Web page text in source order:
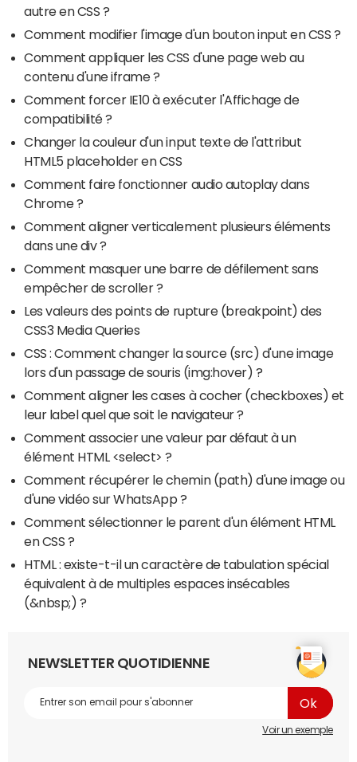
autre en CSS ?
Comment modifier l'image d'un bouton input en CSS ?
Comment appliquer les CSS d'une page web au
contenu d'une iframe ?
Comment forcer IE10 à exécuter l'Affichage de
compatibilité ?
Changer la couleur d'un input texte de l'attribut
HTML5 placeholder en CSS
Comment faire fonctionner audio autoplay dans
Chrome ?
Comment aligner verticalement plusieurs éléments
dans une div ?
Comment masquer une barre de défilement sans
empêcher de scroller ?
Les valeurs des points de rupture (breakpoint) des
CSS3 Media Queries
CSS : Comment changer la source (src) d'une image
lors d'un passage de souris (img:hover) ?
Comment aligner les cases à cocher (checkboxes) et
leur label quel que soit le navigateur ?
Comment associer une valeur par défaut à un
élément HTML <select> ?
Comment récupérer le chemin (path) d'une image ou
d'une vidéo sur WhatsApp ?
Comment sélectionner le parent d'un élément HTML
en CSS ?
HTML : existe-t-il un caractère de tabulation spécial
équivalent à de multiples espaces insécables
(&nbsp;) ?
NEWSLETTER QUOTIDIENNE
Voir un exemple